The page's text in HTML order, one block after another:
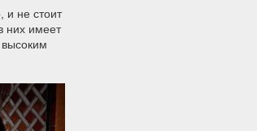
и не стоит
них имеет